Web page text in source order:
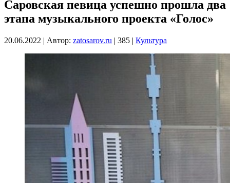
Саровская певица успешно прошла два
этапа музыкального проекта «Голос»
20.06.2022 | Автор: zatosarov.ru | 385 | Культура